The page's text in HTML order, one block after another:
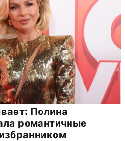
Полина
романтичные